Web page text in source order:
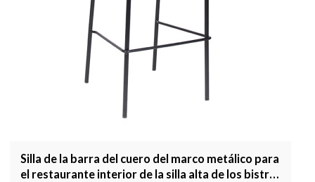
Silla de la barra del cuero del marco metálico para
el restaurante interior de la silla alta de los bistró